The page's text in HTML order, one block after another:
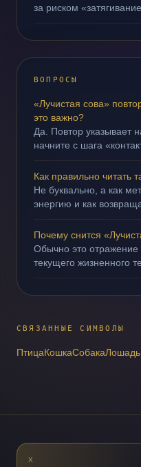
за риском
ВОПРОСЫ
«Лучистая сова»
это важно?
Да. Повтор указывает
начните с шага
Как правильно читать
Не буквально, а как
энергию и как
Почему снится
Обычно это
текущего жизненного
СВЯЗАННЫЕ СИМВОЛЫ
ПтицаКошкаСобакаЛошадь
X